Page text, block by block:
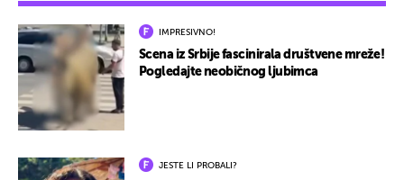
IMPRESIVNO!
Scena iz Srbije fascinirala društvene mreže!
Pogledajte neobičnog ljubimca
JESTE LI PROBALI?